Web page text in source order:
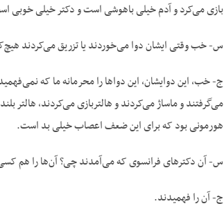
بازی می‌کرد و آدم خیلی باهوشی است و دکتر خیلی خوبی
س- خب وقتی ایشان دوا می‌خوردند یا تزریق می‌کردند
ج- خب، این دوایشان، این دواها را محرمانه ما که
می‌گرفتند و ماساژ می‌کردند و هالتربازی می‌کردند،
هورمونی بود که برای این ضعف اعصاب خیلی بد است.
س- آن دکترهای فرانسوی که می‌آمدند چی؟ آن‌ها را هم
ج- آن را فهمیدند.